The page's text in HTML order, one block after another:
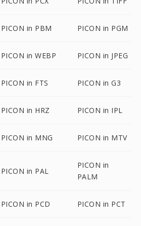
PICON in PBM PICON in PGM
PICON in WEBP PICON in JPEG
PICON in FTS PICON in G3
PICON in HRZ PICON in IPL
PICON in MNG PICON in MTV
PICON in PAL
PICON in
PALM
PICON in PCD PICON in PCT